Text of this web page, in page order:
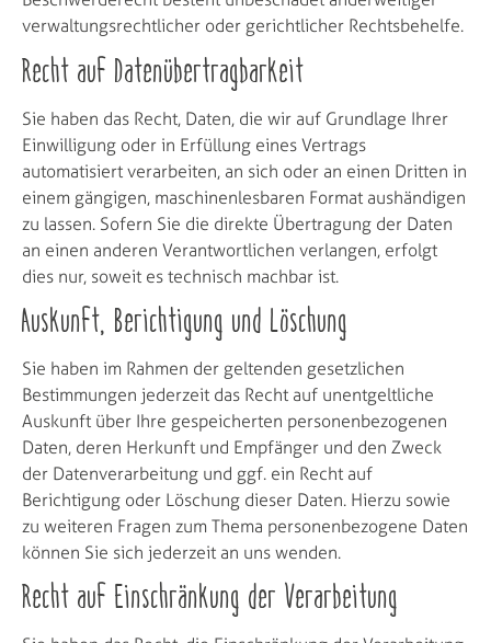
verwaltungsrechtlicher oder gerichtlicher Rechtsbehelfe.
Recht auf Daten­übertrag­barkeit
Sie haben das Recht, Daten, die wir auf Grundlage Ihrer
Einwilligung oder in Erfüllung eines Vertrags
automatisiert verarbeiten, an sich oder an einen Dritten in
einem gängigen, maschinenlesbaren Format aushändigen
zu lassen. Sofern Sie die direkte Übertragung der Daten
an einen anderen Verantwortlichen verlangen, erfolgt
dies nur, soweit es technisch machbar ist.
Auskunft, Berichtigung und Löschung
Sie haben im Rahmen der geltenden gesetzlichen
Bestimmungen jederzeit das Recht auf unentgeltliche
Auskunft über Ihre gespeicherten personenbezogenen
Daten, deren Herkunft und Empfänger und den Zweck
der Datenverarbeitung und ggf. ein Recht auf
Berichtigung oder Löschung dieser Daten. Hierzu sowie
zu weiteren Fragen zum Thema personenbezogene Daten
können Sie sich jederzeit an uns wenden.
Recht auf Einschränkung der Verarbeitung